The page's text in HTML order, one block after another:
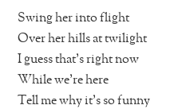
Swing her into flight
Over her hills at twilight
I guess that’s right now
While we’re here
Tell me why it’s so funny